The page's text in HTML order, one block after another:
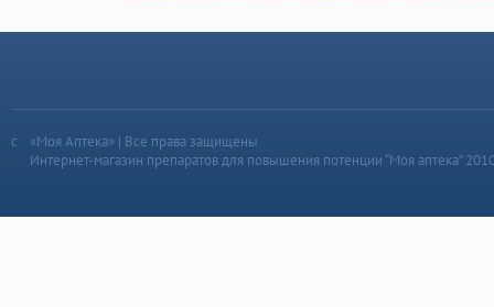
«Моя Аптека» | Все права защищены
Интернет-магазин препаратов для повышения потенции “Моя аптека”